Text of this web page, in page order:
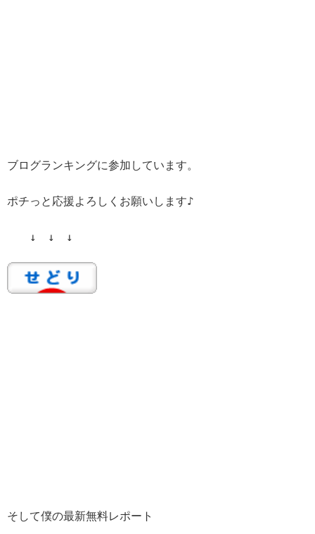
ブログランキングに参加しています。
ポチっと応援よろしくお願いします♪
↓ ↓ ↓
そして僕の最新無料レポート